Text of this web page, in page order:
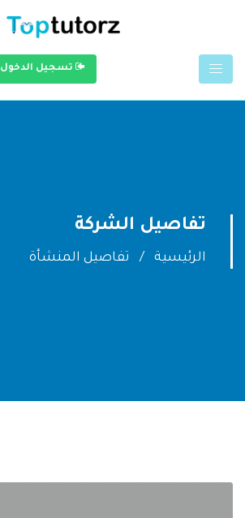
تسجيل الدخول
تفاصيل الشركة
الرئيسية تفاصيل المنشأة